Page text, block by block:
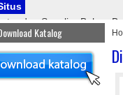
dan Supplier Bahan
seperti : atap
Ada produk-
Katalog